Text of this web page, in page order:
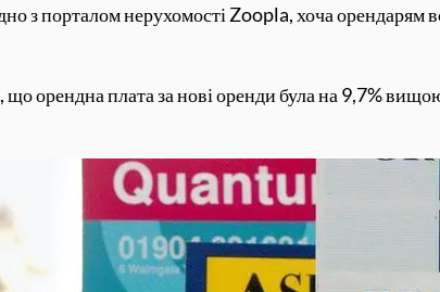
з порталом нерухомості Zoopla, хоча орендарям
що орендна плата за нові оренди була на 9,7%